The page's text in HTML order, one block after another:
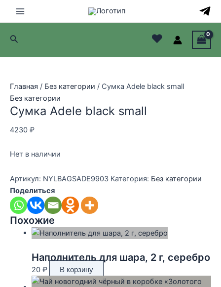
Main
Menu
Поиск ♥
Главная / Без категории / Сумка Adele black small
Без категории
Сумка Adele black small
4230 ₽
Нет в наличии
Артикул: NYLBAGSADE9903 Категория: Без категории
Поделиться
Похожие
Наполнитель для шара, 2 г, серебро
20 ₽ В корзину